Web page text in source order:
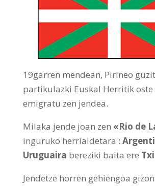
19garren mendean, Pirineo
partikulazki Euskal Herritik
emigratu zen jendea.
Milaka jende joan zen «Rio de
inguruko herrialdetara :
Uruguaira bereziki baita ere
Jendetze horren gehiengoa